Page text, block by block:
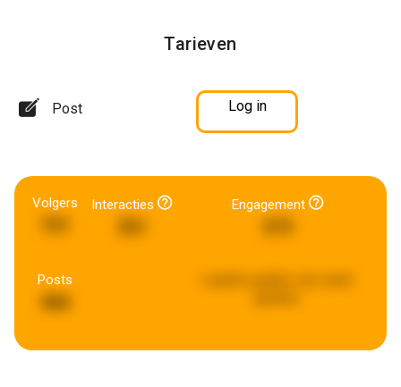
Tarieven
Post Log in
Volgers Interacties Engagement
Posts
466